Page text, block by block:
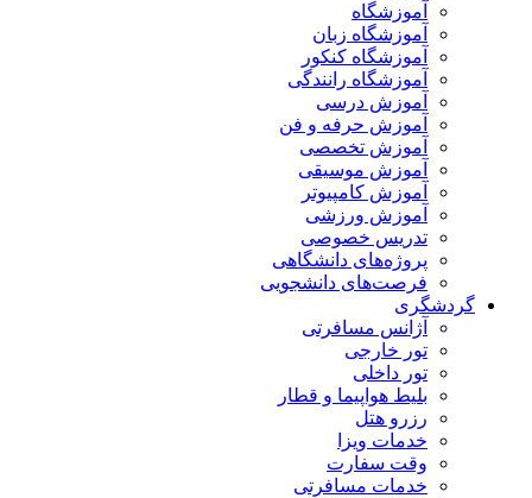
آموزشگاه
آموزشگاه زبان
آموزشگاه کنکور
آموزشگاه رانندگی
آموزش درسی
آموزش حرفه و فن
آموزش تخصصی
آموزش موسیقی
آموزش کامپیوتر
آموزش ورزشی
تدریس خصوصی
پروژه‌های دانشگاهی
فرصت‌های دانشجویی
آژانس مسافرتی
تور خارجی
تور داخلی
بلیط هواپیما و قطار
رزرو هتل
خدمات ویزا
وقت سفارت
خدمات مسافرتی